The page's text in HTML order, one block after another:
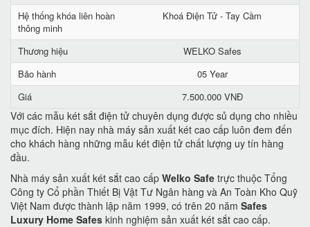
Hệ thống khóa liên hoàn
thông minh
Khoá Điện Tử - Tay Cầm
Thương hiệu
WELKO Safes
Bảo hành
05 Year
Giá
7.500.000 VNĐ
Với các mẫu két sắt điện tử chuyên dụng được sủ dụng cho nhiều
mục đích. Hiện nay nhà máy sản xuất két cao cấp luôn đem đến
cho khách hàng những mẫu két điện tử chất lượng uy tín hàng
đầu.
Nhà máy sản xuất két sắt cao cấp Welko Safe trực thuộc Tổng
Công ty Cổ phần Thiết Bị Vật Tư Ngân hàng và An Toàn Kho Quỹ
Việt Nam được thành lập năm 1999, có trên 20 năm Safes
Luxury Home Safes kinh nghiệm sản xuất két sắt cao cấp.